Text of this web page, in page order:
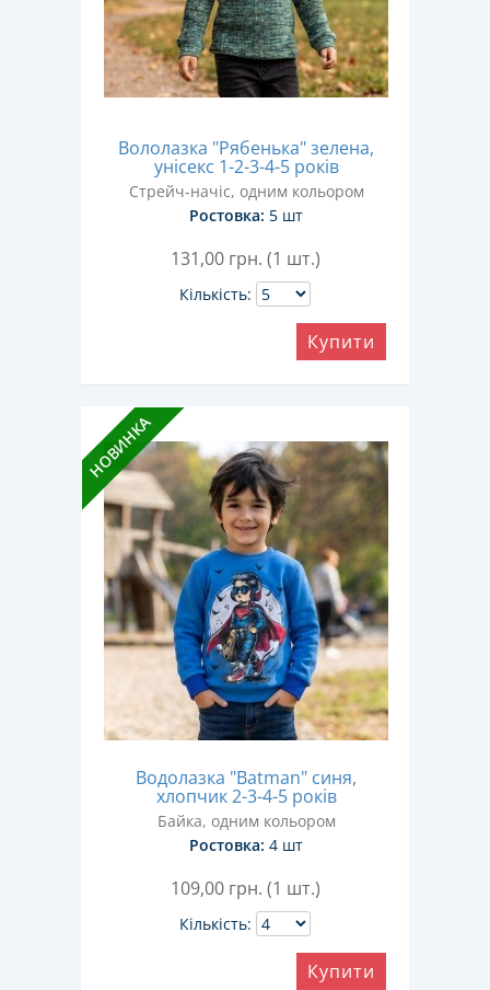
Вололазка "Рябенька" зелена,
унісекс 1-2-3-4-5 років
Стрейч-начіс, одним кольором
Ростовка: 5 шт
131,00 грн. (1 шт.)
Кількість:
Купити
НОВИНКА
Водолазка "Batman" синя,
хлопчик 2-3-4-5 років
Байка, одним кольором
Ростовка: 4 шт
109,00 грн. (1 шт.)
Кількість:
Купити